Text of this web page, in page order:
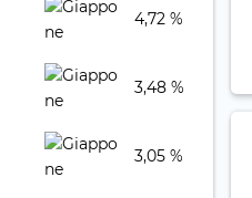
4,72 %
3,48 %
3,05 %